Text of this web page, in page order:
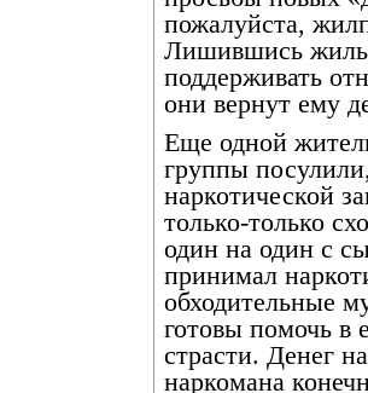
пожалуйста,
Лишившись
поддерживать
они вернут ему
Еще одной
группы
наркотической
только-только
один на один с
принимал
обходительные
готовы помочь в
страсти. Денег
наркомана